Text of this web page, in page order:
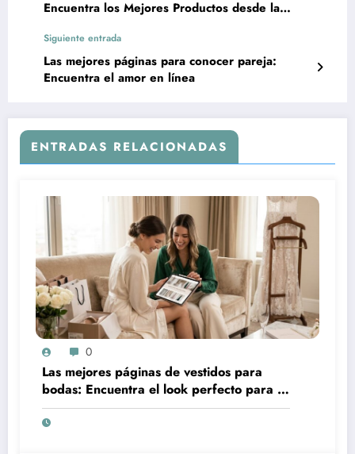
Encuentra los Mejores Productos desde la
Siguiente entrada
Las mejores páginas para conocer pareja:
Encuentra el amor en línea
ENTRADAS RELACIONADAS
0
Las mejores páginas de vestidos para
bodas: Encuentra el look perfecto para tu
gran día